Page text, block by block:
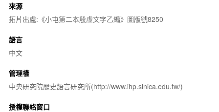
來源
拓片出處:《小屯第二本殷虛文字乙編》圖版號8250
語言
中文
管理權
中央研究院歷史語言研究所(http://www.ihp.sinica.edu.tw/)
授權聯絡窗口